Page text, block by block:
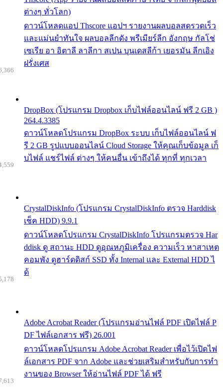
ต่างๆ ทั่วโลก)
ดาวน์โหลดแอป Thscore แอปฯ รายงานผลบอลสดรวดเร็ว
และแม่นยำทันใจ ผลบอลลีกดัง พรีเมียร์ลีก อังกฤษ กัลโช่
เซเรีย อา อิตาลี ลาลีกา สเปน บุนเดสลีก้า เยอรมัน ลีกเอิง
ฝรั่งเศส
DropBox (โปรแกรม Dropbox เก็บไฟล์ออนไลน์ ฟรี 2 GB )
264.4.3385
ดาวน์โหลดโปรแกรม DropBox ระบบ เก็บไฟล์ออนไลน์ ฟ
รี 2 GB รูปแบบออนไลน์ Cloud Storage ให้คุณเก็บข้อมูล เก็
บไฟล์ แชร์ไฟล์ ต่างๆ ให้คนอื่น เข้าถึงได้ ทุกที่ ทุกเวลา
CrystalDiskInfo (โปรแกรม CrystalDiskInfo ตรวจ Harddisk
เช็ค HDD) 9.9.1
ดาวน์โหลดโปรแกรม CrystalDiskInfo โปรแกรมตรวจ Har
ddisk ดู สถานะ HDD ดูอุณหภูมิเครื่อง ความเร็ว หาสาเหต
คอมพัง ดูฮาร์ดดิสก์ SSD ทั้ง Internal และ External HDD ไ
ด้
Adobe Acrobat Reader (โปรแกรมอ่านไฟล์ PDF เปิดไฟล์ P
DF ไฟล์เอกสาร ฟรี) 26.001
ดาวน์โหลดโปรแกรม Adobe Acrobat Reader เพื่อไว้เปิดไฟ
ล์เอกสาร PDF จาก Adobe และช่วยเสริมสำหรับกับการทำ
งานของ Browser ให้อ่านไฟล์ PDF ได้ ฟรี